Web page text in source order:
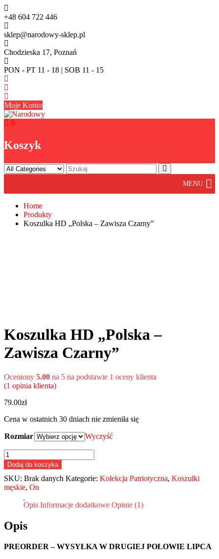
Skip
to
content
+48 604 722 446
sklep@narodowy-sklep.pl
Chodzieska 17, Poznań
PON - PT 11 - 18 | SOB 11 - 15
Moje Konto
0
Koszyk
MENU
Home
Produkty
Koszulka HD „Polska – Zawisza Czarny”
Koszulka HD „Polska –
Zawisza Czarny”
Oceniony 5.00 na 5 na podstawie 1 oceny klienta
(1 opinia klienta)
79.00zł
Cena w ostatnich 30 dniach nie zmieniła się
Rozmiar Wyczyść
ilość
Koszulka
HD
"Polska
-
Czarny"
Dodaj do koszyka
SKU: Brak danych Kategorie: Kolekcja Patriotyczna, Koszulki
męskie, On
Opis Informacje dodatkowe Opinie (1)
Opis
PREORDER – WYSYŁKA W DRUGIEJ POŁOWIE LIPCA